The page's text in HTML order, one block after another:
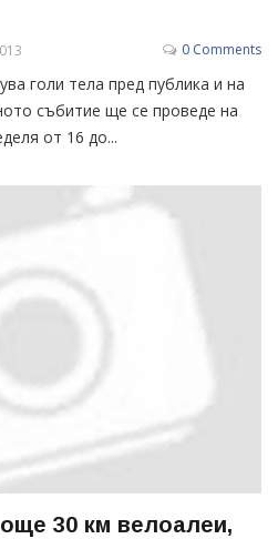
0 Comments
голи тела пред публика и на
събитие ще се проведе на
от 16 до...
30 км велоалеи,